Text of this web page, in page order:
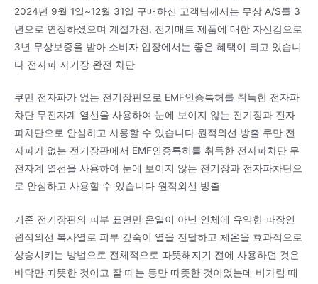
2024년 9월 1일~12월 31일 구매하신 고객님께서는 무상 A/S를 3
년으로 연장하셨으며 계절가전, 전기매트 제품에 대한 자신감으로
3년 무상보증을 받아 소비자 입장에서는 좋은 혜택이 되고 있습니
다 전자파 자기장 완전 차단
쿠만 전자파가 없는 전기장판으로 EMF인증특허를 취득한 전자파
차단 무전자계 열선을 사용하여 눈에 보이지 않는 전기장과 전자
파차단으로 안심하고 사용할 수 있습니다 원적외선 방출 쿠만 전
자파가 없는 전기장판에서 EMF인증특허를 취득한 전자파차단 무
전자계 열선을 사용하여 눈에 보이지 않는 전기장과 전자파차단으
로 안심하고 사용할 수 있습니다 원적외선 방출
기존 전기장판의 피부 표면만 온열이 아닌 인체에 유익한 파장인
원적외선 복사열로 피부 깊숙이 열을 전달하고 체온을 효과적으로
상승시키는 방법으로 전체적으로 따뜻해지기 전에 사용하던 것은
바닥만 따뜻한 것이고 잘 때는 등만 따뜻한 것이었는데 비가림 때